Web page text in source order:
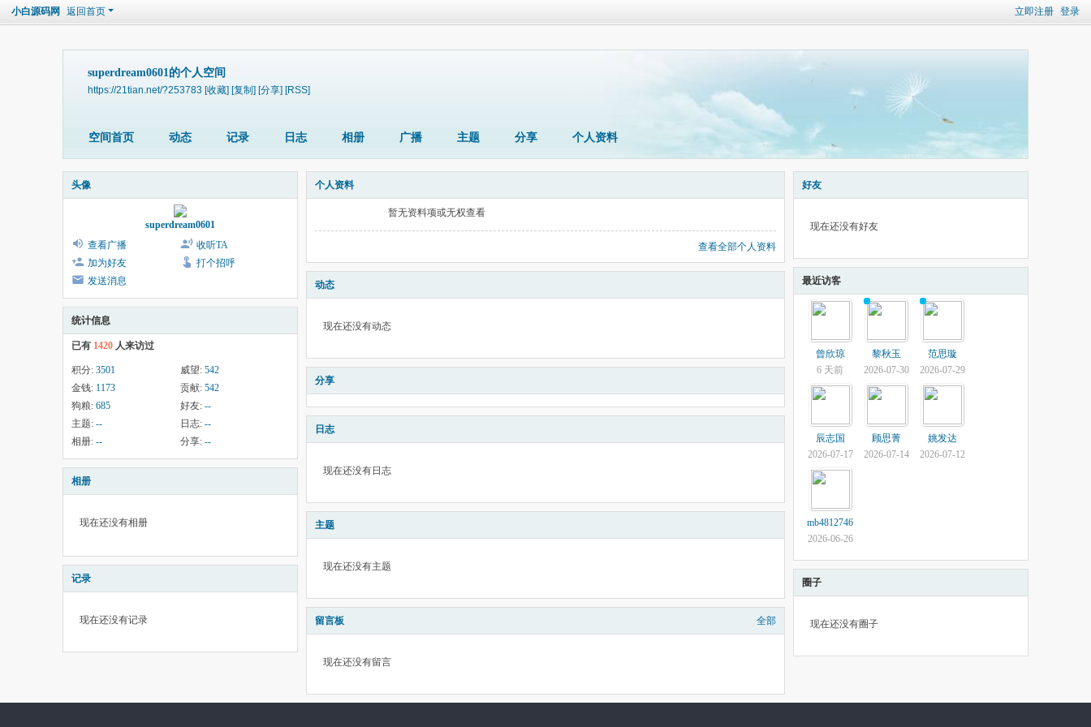
立即注册 登录
小白源码网 返回首页
superdream0601的个人空间
https://21tian.net/?253783 [收藏] [复制] [分享] [RSS]
空间首页 动态 记录 日志 相册 广播 主题 分享 个人资料
头像
superdream0601
查看广播
收听TA
加为好友
打个招呼
发送消息
统计信息
已有 1420 人来访过
积分: 3501 威望: 542
金钱: 1173 贡献: 542
狗粮: 685 好友: --
主题: -- 日志: --
相册: -- 分享: --
相册
现在还没有相册
记录
现在还没有记录
个人资料
暂无资料项或无权查看
查看全部个人资料
动态
现在还没有动态
分享
日志
现在还没有日志
主题
现在还没有主题
留言板 全部
现在还没有留言
好友
现在还没有好友
最近访客
曾欣琼
6 天前
黎秋玉
2026-07-30
范思璇
2026-07-29
辰志国
2026-07-17
顾思菁
2026-07-14
姚发达
2026-07-12
mb4812746
2026-06-26
圈子
现在还没有圈子